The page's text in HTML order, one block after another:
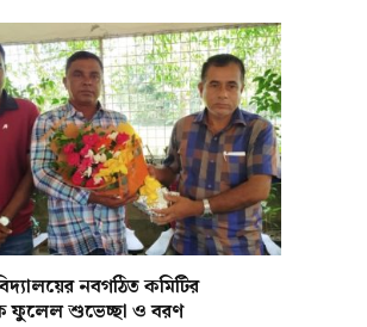
নবগঠিত কমিটির
ফুলেল শুভেচ্ছা ও বরণ